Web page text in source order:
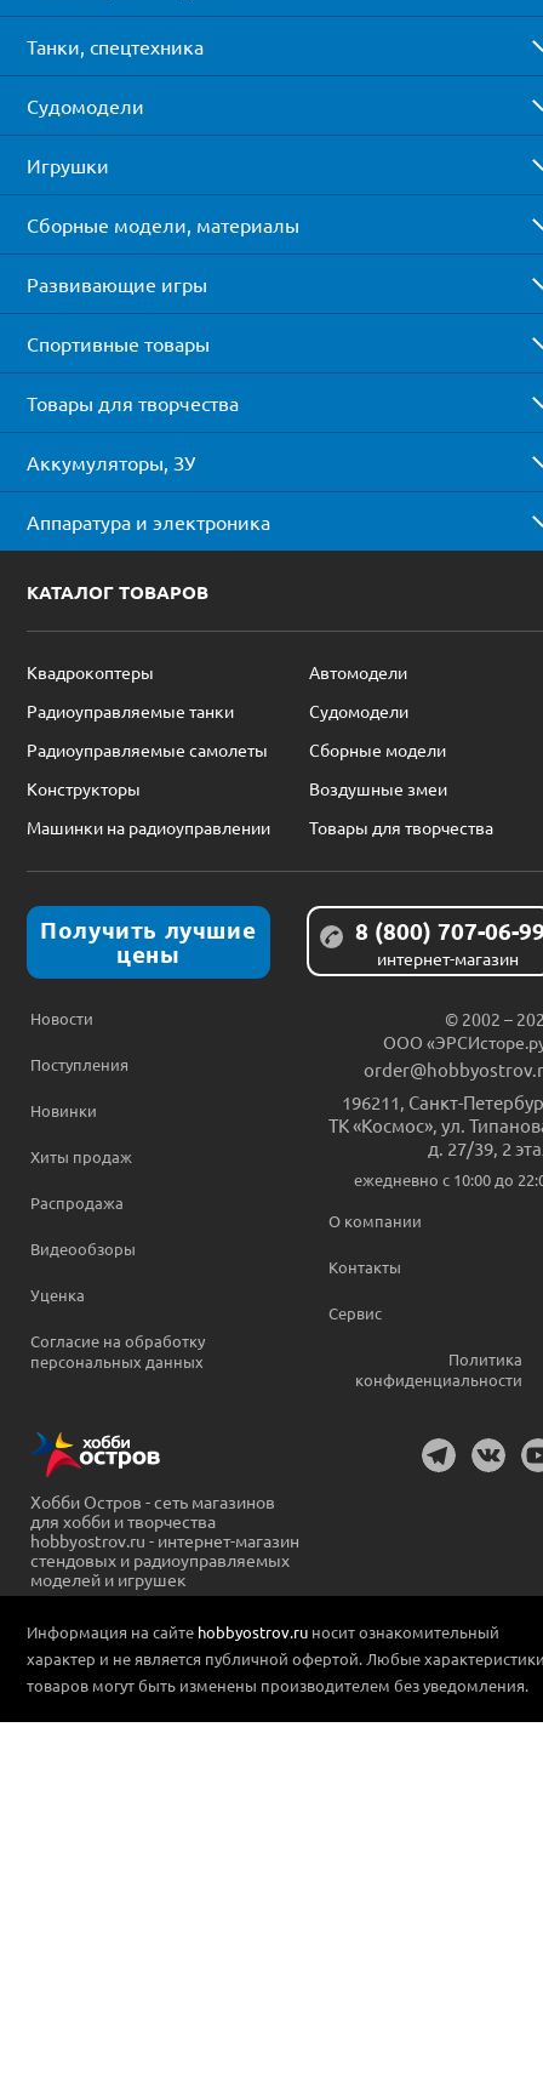
Танки, спецтехника
Судомодели
Игрушки
Сборные модели, материалы
Развивающие игры
Спортивные товары
Товары для творчества
Аккумуляторы, ЗУ
Аппаратура и электроника
КАТАЛОГ ТОВАРОВ
Квадрокоптеры
Автомодели
Радиоуправляемые танки
Судомодели
Радиоуправляемые самолеты
Сборные модели
Конструкторы
Воздушные змеи
Машинки на радиоуправлении
Товары для творчества
Получить лучшие
цены
8 (800) 707-06-
интернет-магазин
Новости
Поступления
Новинки
Хиты продаж
Распродажа
Видеообзоры
Уценка
Согласие на обработку
персональных данных
© 2002 –
ООО
196211 Санкт-
ТК «Космос», ул.
д. 27/39, 2
ежедневно c 10:00 до
О компании
Контакты
Сервис
Политика
конфиденциальности
Хобби Остров - сеть магазинов
для хобби и творчества
hobbyostrov.ru - интернет-магазин
стендовых и радиоуправляемых
моделей и игрушек
Информация на сайте hobbyostrov.ru носит ознакомительный
характер и не является публичной офертой. Любые
товаров могут быть изменены производителем без уведомления.